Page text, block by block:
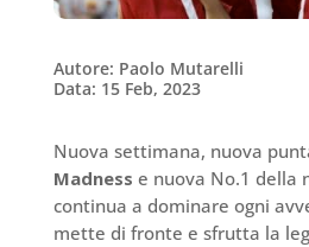
Autore: Paolo Mutarelli
Data: 15 Feb, 2023
Nuova settimana, nuova
Madness e nuova No.1 della
continua a dominare ogni
mette di fronte e sfrutta la